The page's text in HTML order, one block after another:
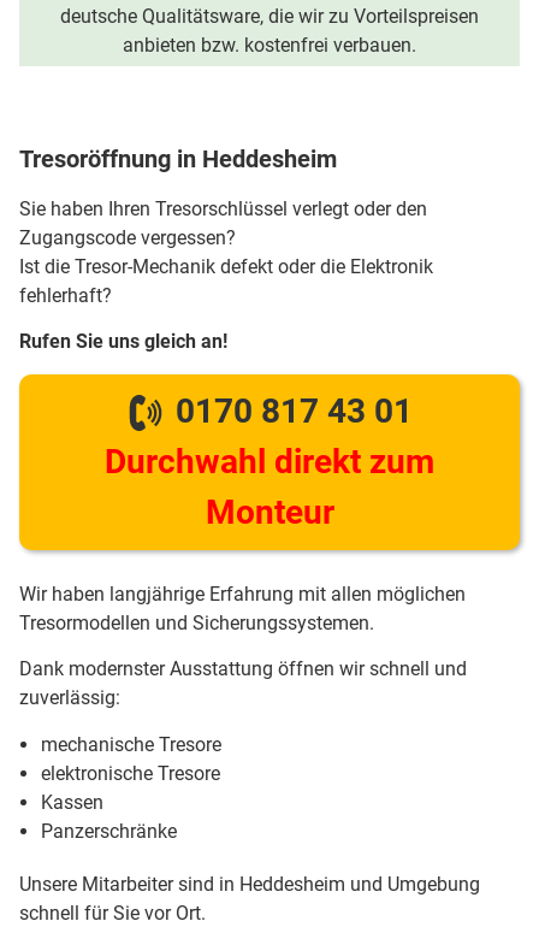
deutsche Qualitätsware, die wir zu Vorteilspreisen
anbieten bzw. kostenfrei verbauen.
Tresoröffnung in Heddesheim
Sie haben Ihren Tresorschlüssel verlegt oder den
Zugangscode vergessen?
Ist die Tresor-Mechanik defekt oder die Elektronik
fehlerhaft?
Rufen Sie uns gleich an!
0170 817 43 01
Durchwahl direkt zum
Monteur
Wir haben langjährige Erfahrung mit allen möglichen
Tresormodellen und Sicherungssystemen.
Dank modernster Ausstattung öffnen wir schnell und
zuverlässig:
mechanische Tresore
elektronische Tresore
Kassen
Panzerschränke
Unsere Mitarbeiter sind in Heddesheim und Umgebung
schnell für Sie vor Ort.